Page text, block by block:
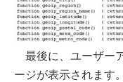
最後に、ユーザー
ージが表示されます